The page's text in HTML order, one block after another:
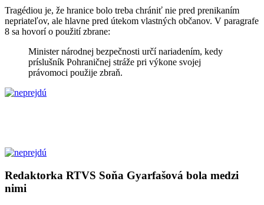
Tragédiou je, že hranice bolo treba chrániť nie pred prenikaním
nepriateľov, ale hlavne pred útekom vlastných občanov. V paragrafe
8 sa hovorí o použití zbrane:
Minister národnej bezpečnosti určí nariadením, kedy
príslušník Pohraničnej stráže pri výkone svojej
právomoci použije zbraň.
Redaktorka RTVS Soňa Gyarfašová bola medzi
nimi